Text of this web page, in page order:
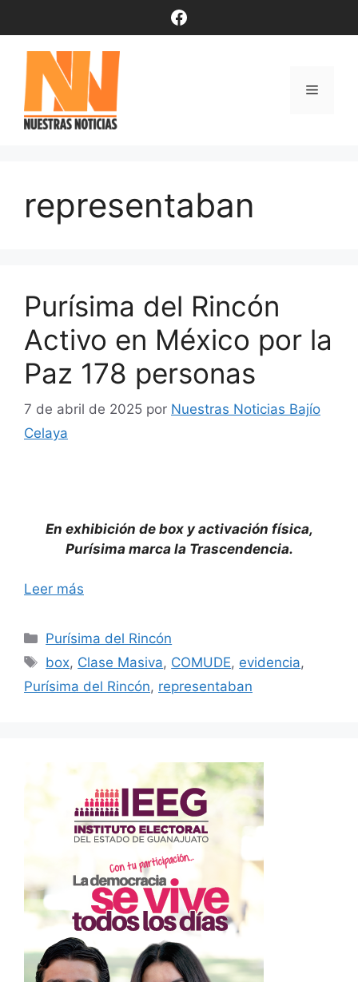
contenido
Facebook
Menú
representaban
Purísima del Rincón
Activo en México por la
Paz 178 personas
7 de abril de 2025 por Nuestras Noticias Bajío
Celaya
En exhibición de box y activación física,
Purísima marca la Trascendencia.
Leer más
Categorías
Purísima del Rincón
Etiquetas
box, Clase Masiva, COMUDE, evidencia,
Purísima del Rincón, representaban